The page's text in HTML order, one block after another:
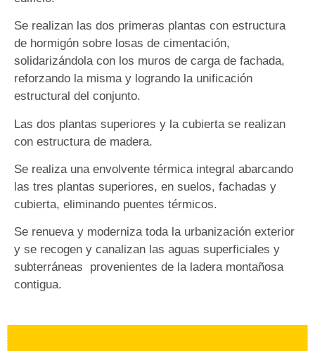
Se realizan las dos primeras plantas con estructura
de hormigón sobre losas de cimentación,
solidarizándola con los muros de carga de fachada,
reforzando la misma y logrando la unificación
estructural del conjunto.
Las dos plantas superiores y la cubierta se realizan
con estructura de madera.
Se realiza una envolvente térmica integral abarcando
las tres plantas superiores, en suelos, fachadas y
cubierta, eliminando puentes térmicos.
Se renueva y moderniza toda la urbanización exterior
y se recogen y canalizan las aguas superficiales y
subterráneas provenientes de la ladera montañosa
contigua.